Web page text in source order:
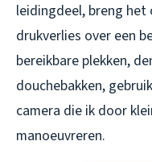
leidingdeel, breng
drukverlies over een
bereikbare plekken,
douchebakken,
camera die ik door
manoeuvreren.